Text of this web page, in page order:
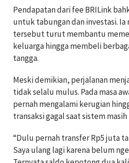
Pendapatan dari fee BRILink
untuk tabungan dan investasi. Ia
tersebut turut membantu
keluarga hingga membeli
tangga.
Meski demikian, perjalanan
tidak selalu mulus. Pada masa
pernah mengalami kerugian
transaksi gagal saat sistem
“Dulu pernah transfer Rp5 juta
Saya ulang lagi karena belum